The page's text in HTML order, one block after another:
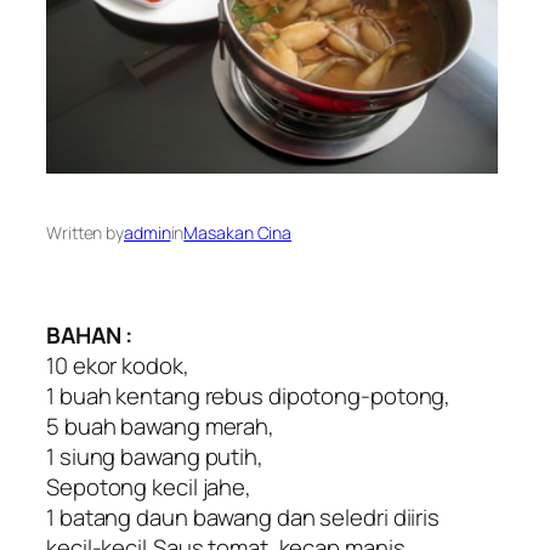
Written byadmininMasakan Cina
BAHAN :
10 ekor kodok,
1 buah kentang rebus dipotong-potong,
5 buah bawang merah,
1 siung bawang putih,
Sepotong kecil jahe,
1 batang daun bawang dan seledri diiris